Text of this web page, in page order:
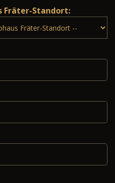
Fräter-Standort: